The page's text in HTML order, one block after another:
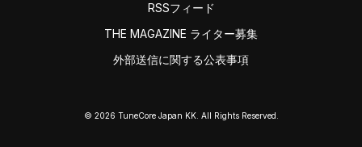
RSSフィード
THE MAGAZINE ライター募集
外部送信に関する公表事項
© 2026 TuneCore Japan KK. All Rights Reserved.